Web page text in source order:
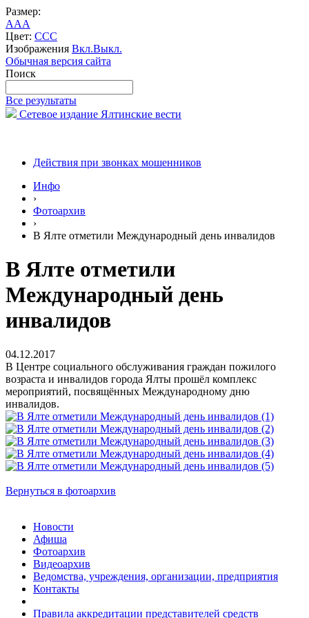
Размер:
AAA
Цвет: CCC
Изображения Вкл.Выкл.
Обычная версия сайта
Поиск
Все результаты
Сетевое издание Ялтинские вести
Действия при звонках мошенников
Инфо
›
Фотоархив
›
В Ялте отметили Международный день инвалидов
В Ялте отметили
Международный день
инвалидов
04.12.2017
В Центре социального обслуживания граждан пожилого
возраста и инвалидов города Ялты прошёл комплекс
мероприятий, посвящённых Международному дню
инвалидов.
Вернуться в фотоархив
Новости
Афиша
Фотоархив
Видеоархив
Ведомства, учреждения, организации, предприятия
Контакты
Правила аккредитации представителей средств